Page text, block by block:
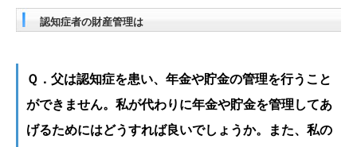
認知症者の財産管理は
Ｑ．父は認知症を患い、年金や貯金の管理を行うこと
ができません。私が代わりに年金や貯金を管理してあ
げるためにはどうすれば良いでしょうか。また、私の